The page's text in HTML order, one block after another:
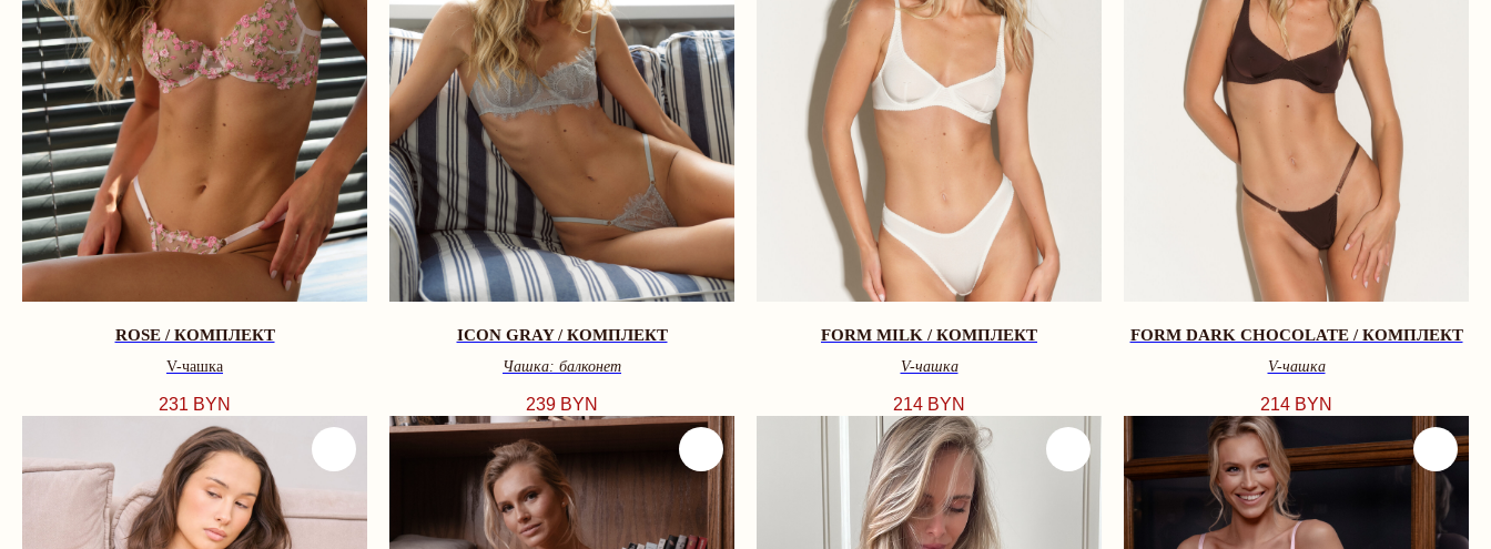
ROSE / КОМПЛЕКТ
V-чашка
231 BYN
ICON GRAY / КОМПЛЕКТ
Чашка: балконет
239 BYN
FORM MILK / КОМПЛЕКТ
V-чашкa
214 BYN
FORM DARK CHOCOLATE / КОМПЛЕКТ
V-чашкa
214 BYN